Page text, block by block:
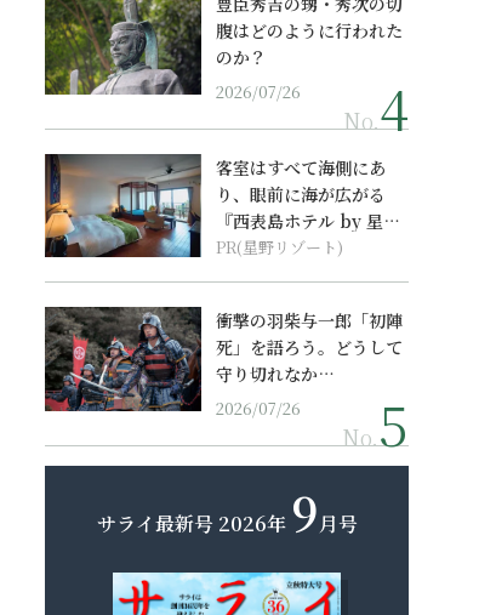
腹はどのように行われた
のか？
2026/07/26
No.
客室はすべて海側にあ
り、眼前に海が広がる
『西表島ホテル by 星野
リゾート』
PR(星野リゾート)
衝撃の羽柴与一郎「初陣
死」を語ろう。どうして
守り切れなか…
2026/07/26
No.
サライ最新号 2026年 9月号